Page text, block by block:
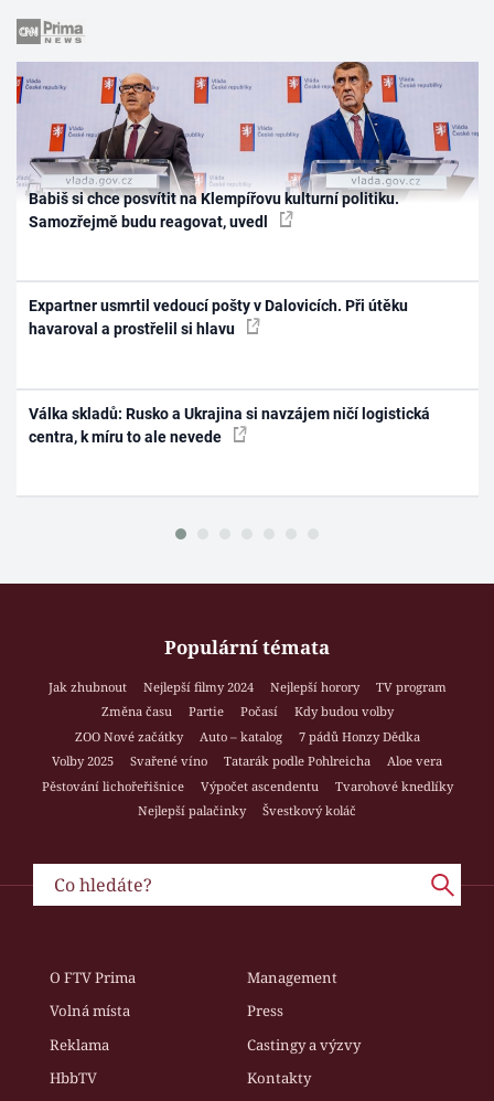
Babiš si chce posvítit na Klempířovu kulturní politiku.
Samozřejmě budu reagovat, uvedl
Expartner usmrtil vedoucí pošty v Dalovicích. Při útěku
havaroval a prostřelil si hlavu
Válka skladů: Rusko a Ukrajina si navzájem ničí logistická
centra, k míru to ale nevede
Populární témata
Jak zhubnout Nejlepší filmy 2024 Nejlepší horory
TV program
Změna času
Partie Počasí
Kdy budou volby
ZOO Nové začátky
Auto – katalog
7 pádů Honzy Dědka
Volby 2025
Svařené víno Tatarák podle Pohlreicha
Aloe vera
Pěstování lichořeřišnice
Výpočet ascendentu
Tvarohové knedlíky
Nejlepší palačinky
Švestkový koláč
O FTV Prima
Management
Volná místa
Press
Reklama
Castingy a výzvy
HbbTV
Kontakty